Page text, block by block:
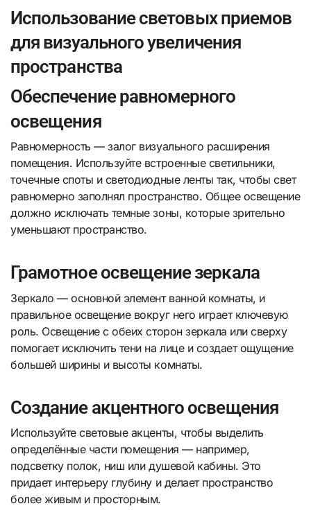
Использование световых приемов
для визуального увеличения
пространства
Обеспечение равномерного
освещения
Равномерность — залог визуального расширения
помещения. Используйте встроенные светильники,
точечные споты и светодиодные ленты так, чтобы свет
равномерно заполнял пространство. Общее освещение
должно исключать темные зоны, которые зрительно
уменьшают пространство.
Грамотное освещение зеркала
Зеркало — основной элемент ванной комнаты, и
правильное освещение вокруг него играет ключевую
роль. Освещение с обеих сторон зеркала или сверху
помогает исключить тени на лице и создает ощущение
большей ширины и высоты комнаты.
Создание акцентного освещения
Используйте световые акценты, чтобы выделить
определённые части помещения — например,
подсветку полок, ниш или душевой кабины. Это
придает интерьеру глубину и делает пространство
более живым и просторным.